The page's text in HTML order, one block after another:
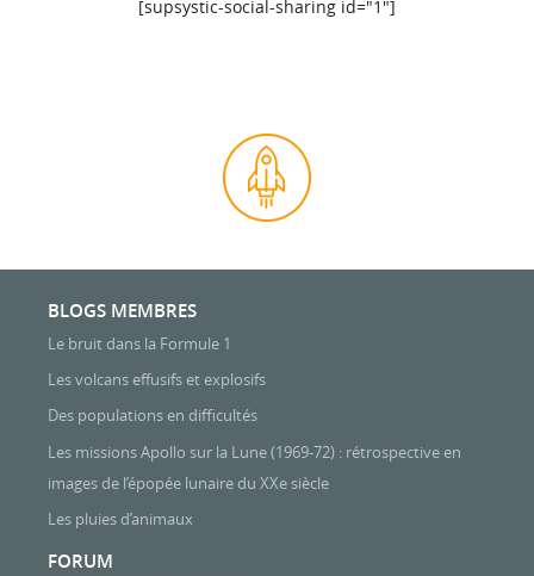
[supsystic-social-sharing id="1"]
BLOGS MEMBRES
Le bruit dans la Formule 1
Les volcans effusifs et explosifs
Des populations en difficultés
Les missions Apollo sur la Lune (1969-72) : rétrospective en
images de l’épopée lunaire du XXe siècle
Les pluies d’animaux
FORUM